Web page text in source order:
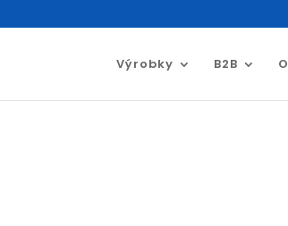
Výrobky B2B